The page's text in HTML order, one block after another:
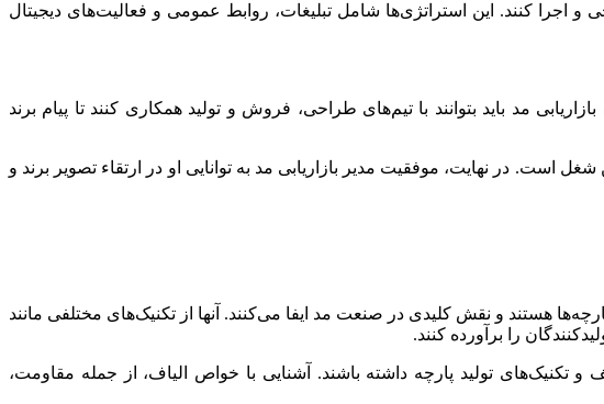
و اجرا کنند. این استراتژی‌ها شامل تبلیغات، روابط عمومی و فعالیت‌های دیجیتال
مد باید بتوانند با تیم‌های طراحی، فروش و تولید همکاری کنند تا پیام برند
است. در نهایت، موفقیت مدیر بازاریابی مد به توانایی او در ارتقاء تصویر برند و
و نقش کلیدی در صنعت مد ایفا می‌کنند. آنها از تکنیک‌های مختلفی مانند
را برآورده کنند.
و تکنیک‌های تولید پارچه داشته باشند. آشنایی با خواص الیاف، از جمله مقاومت،